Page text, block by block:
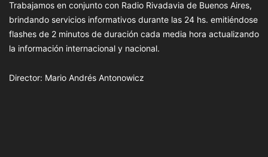
Trabajamos en conjunto con Radio Rivadavia de Buenos Aires,
brindando servicios informativos durante las 24 hs. emitiéndose
flashes de 2 minutos de duración cada media hora actualizando
la información internacional y nacional.
Director: Mario Andrés Antonowicz